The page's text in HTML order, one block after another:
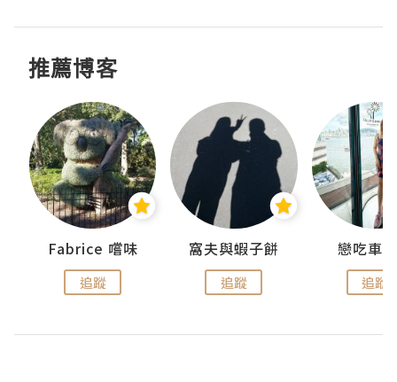
推薦博客
Fabrice 嚐味
追蹤
窩夫與蝦子餅
追蹤
戀吃車
追蹤